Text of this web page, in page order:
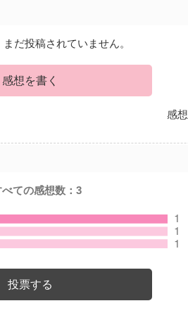
だ投稿されていません。
感想を書く
感
べての感想数：3
投票する